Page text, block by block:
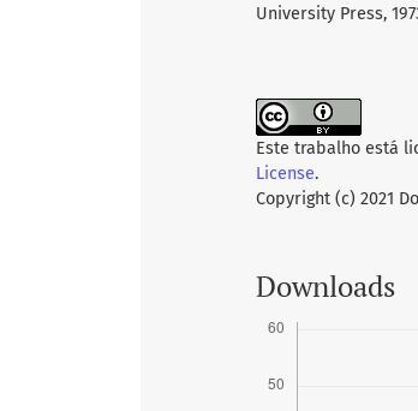
University Press,
Este trabalho está
License.
Copyright (c) 2021
Downloads